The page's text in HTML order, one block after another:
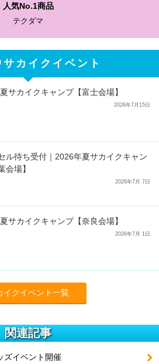
人気No.1商品
テクダマ
カイクイベント
サカイクキャンプ【富士会場】
2026年7月15日
ル待ち受付｜2026年夏サカイクキャン
会場】
2026年7月 7日
サカイクキャンプ【奈良会場】
2026年7月 1日
イクイベント一覧
関連記事
ズイベント開催